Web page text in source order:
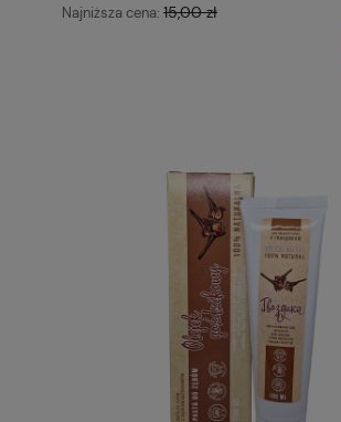
Najniższa cena: 15,00 zł